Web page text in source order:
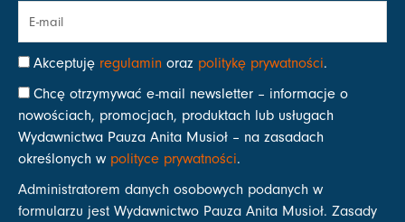
Akceptuję regulamin oraz politykę prywatności.
Chcę otrzymywać e-mail newsletter – informacje o
nowościach, promocjach, produktach lub usługach
Wydawnictwa Pauza Anita Musioł – na zasadach
określonych w polityce prywatności.
Administratorem danych osobowych podanych w
formularzu jest Wydawnictwo Pauza Anita Musioł. Zasady